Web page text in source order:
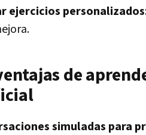
ejercicios personalizados
de
simuladas para